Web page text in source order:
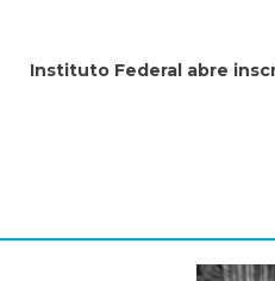
Instituto Federal abre